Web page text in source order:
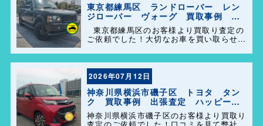
東京都練馬区 ランドローバー レン
ジローバー ヴォーグ 買取事例 出
張査定 ハッピーカーズ港南店！
東京都練馬区のお客様より買取り査定の
ご依頼でした！大切なお車を買い取らせて
の事をよろしくお願いします＼(^o^)／
2026年07月12日
神奈川県横浜市磯子区 トヨタ タン
ク 買取事例 出張査定 ハッピーカ
ーズ港南店！
神奈川県横浜市磯子区のお客様より買取り